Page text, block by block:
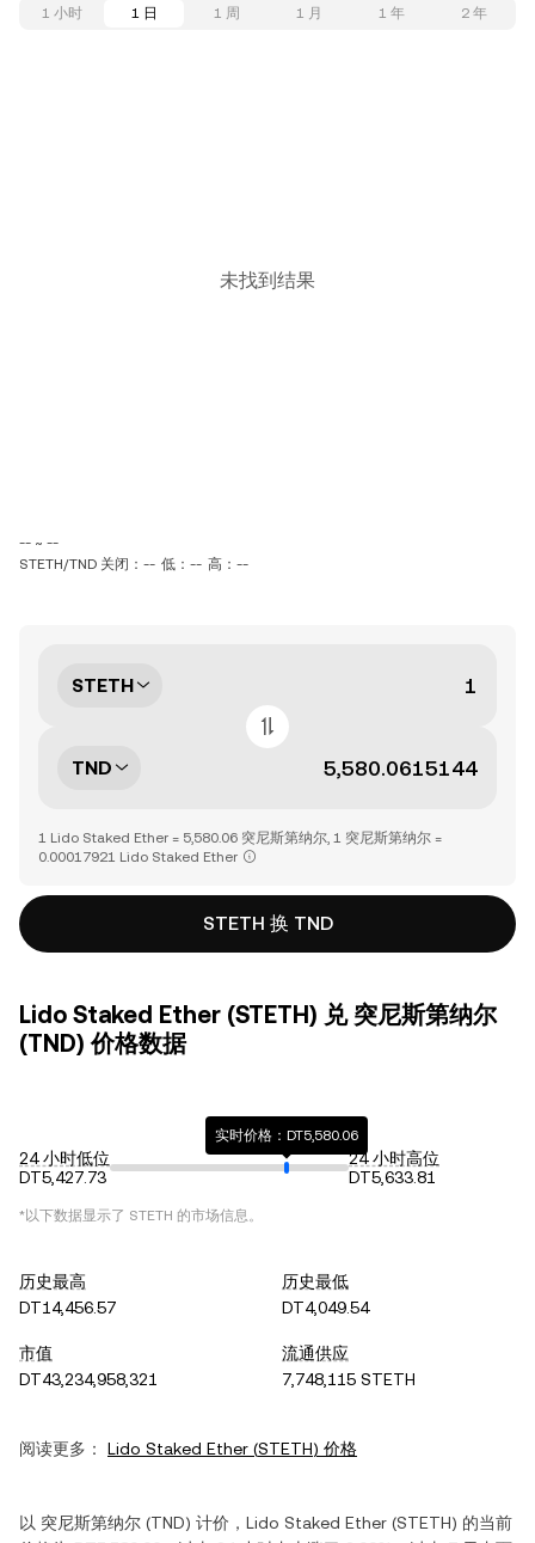
1 小时 1 日 1 周 1 月 1 年 2 年
未找到结果
-- ~ --
STETH/TND 关闭：-- 低：-- 高：--
STETH
TND
1 Lido Staked Ether = 5,580.06 突尼斯第纳尔, 1 突尼斯第纳尔 =
0.00017921 Lido Staked Ether
STETH 换 TND
Lido Staked Ether (STETH) 兑 突尼斯第纳尔
(TND) 价格数据
24 小时低位
DT5,427.73
实时价格：DT5,580.06
24 小时高位
DT5,633.81
*以下数据显示了 STETH 的市场信息。
历史最高
DT14,456.57
历史最低
DT4,049.54
市值
DT43,234,958,321
流通供应
7,748,115 STETH
阅读更多： Lido Staked Ether (STETH) 价格
以 突尼斯第纳尔 (TND) 计价， Lido Staked Ether (STETH) 的当前